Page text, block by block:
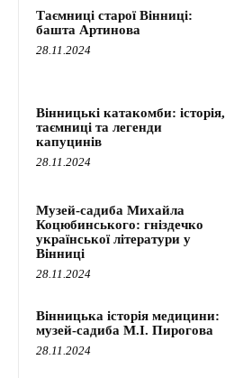
Таємниці старої Вінниці:
башта Артинова
28.11.2024
Вінницькі катакомби: історія,
таємниці та легенди
капуцинів
28.11.2024
Музей-садиба Михайла
Коцюбинського: гніздечко
української літератури у
Вінниці
28.11.2024
Вінницька історія медицини:
музей-садиба М.І. Пирогова
28.11.2024